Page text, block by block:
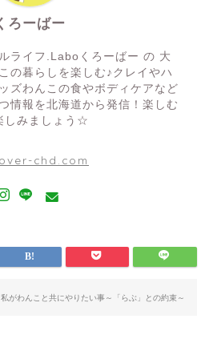
ろーばー
ライフ.Laboくろーばー の 大
の暮らしを楽しむ♪クレイやハ
ズわんこの食やボディケアなど
情報を北海道から発信！楽しむ
しみましょう☆
chd.com
私がわんこと共にやりたい事～「らぶ」との約束～